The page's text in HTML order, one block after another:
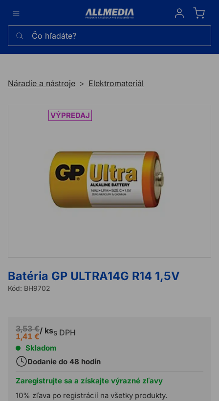
Sign in
Čo hľadáte?
Náradie a nástroje Elektromateriál
Batéria GP ULTRA14G R14 1,5V
Kód: BH9702
3,53 €
1,41 €
/ kss DPH
Skladom
Dodanie do 48 hodín
Zaregistrujte sa a získajte výrazné zľavy
10% zľava po registrácií na všetky produkty.